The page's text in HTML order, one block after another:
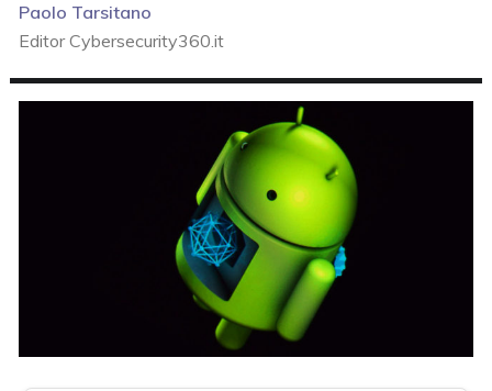
Paolo Tarsitano
Editor Cybersecurity360.it